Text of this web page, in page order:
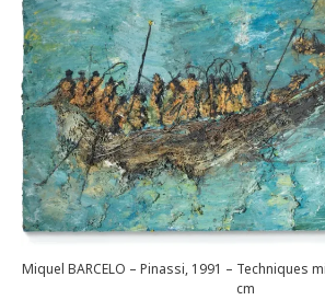
Miquel BARCELO – Pinassi, 1991 – Techniques
cm